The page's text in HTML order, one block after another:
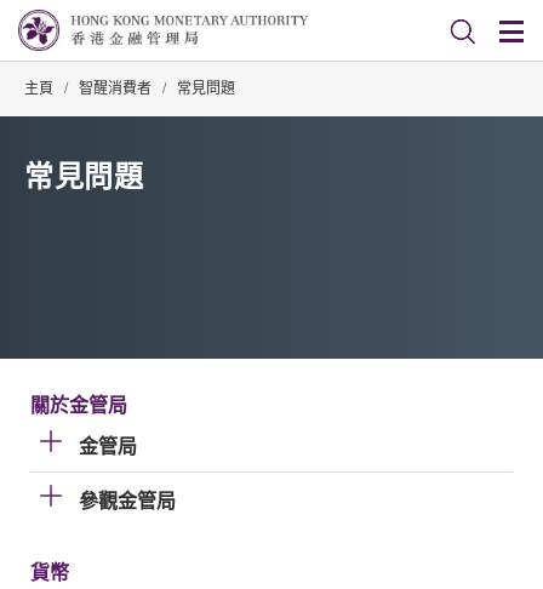
主頁 / 智醒消費者 / 常見問題
常見問題
關於金管局
金管局
參觀金管局
貨幣